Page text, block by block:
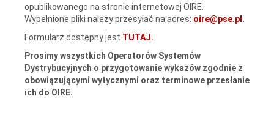
opublikowanego na stronie internetowej OIRE.
Wypełnione pliki należy przesyłać na adres: oire@pse.pl .
Formularz dostępny jest TUTAJ.
Prosimy wszystkich Operatorów Systemów
Dystrybucyjnych o przygotowanie wykazów zgodnie z
obowiązującymi wytycznymi oraz terminowe przesłanie
ich do OIRE.